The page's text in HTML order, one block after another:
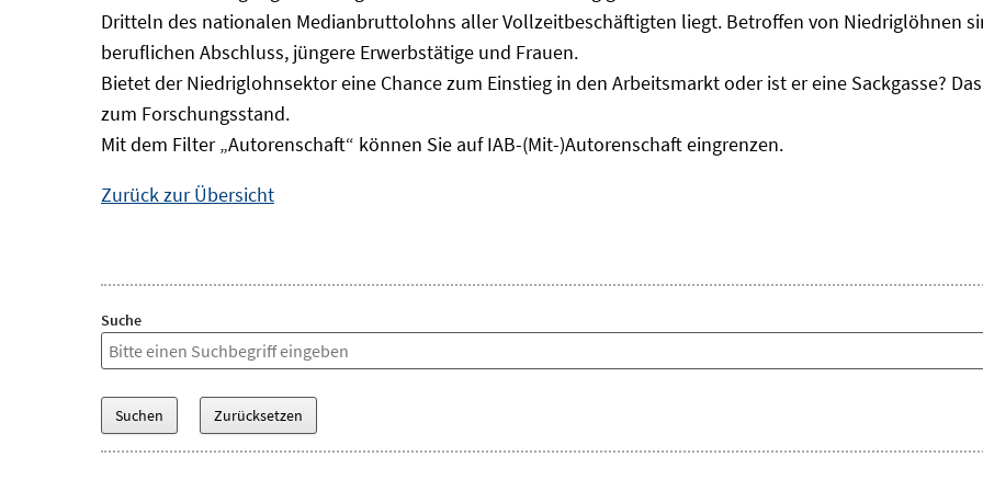
Dritteln des nationalen Medianbruttolohns aller Vollzeitbeschäftigten liegt. Betroffen von Niedriglöhnen
beruflichen Abschluss, jüngere Erwerbstätige und Frauen.
Bietet der Niedriglohnsektor eine Chance zum Einstieg in den Arbeitsmarkt oder ist er eine Sackgasse?
zum Forschungsstand.
Mit dem Filter „Autorenschaft“ können Sie auf IAB-(Mit-)Autorenschaft eingrenzen.
Zurück zur Übersicht
Suche